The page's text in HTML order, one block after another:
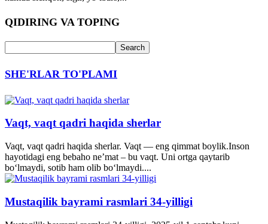
QIDIRING VA TOPING
SHE'RLAR TO'PLAMI
Vaqt, vaqt qadri haqida sherlar
Vaqt, vaqt qadri haqida sherlar. Vaqt — eng qimmat boylik.Inson
hayotidagi eng bebaho ne’mat – bu vaqt. Uni ortga qaytarib
bo‘lmaydi, sotib ham olib bo‘lmaydi....
Mustaqilik bayrami rasmlari 34-yilligi